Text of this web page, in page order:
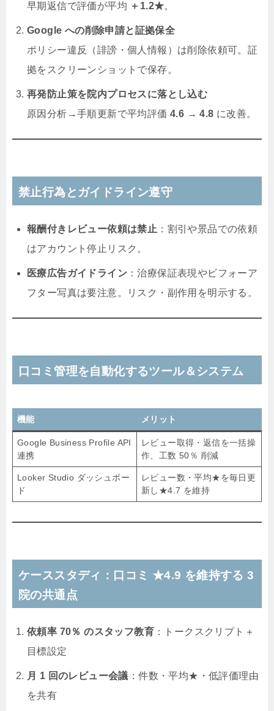
早期返信で評価が平均 ＋1.2★。
Google への削除申請と証拠保全
ポリシー違反（誹謗・個人情報）は削除依頼可。証
拠をスクリーンショットで保存。
再発防止策を院内プロセスに落とし込む
原因分析→手順更新で平均評価 4.6 → 4.8 に改善。
禁止行為とガイドライン遵守
報酬付きレビュー依頼は禁止 ：割引や景品での依頼
はアカウント停止リスク。
医療広告ガイドライン ：治療保証表現やビフォーア
フター写真は要注意。リスク・副作用を明示する。
口コミ管理を自動化するツール＆システム
機能 メリット
Google Business Profile API
連携
レビュー取得・返信を一括操
作、工数 50％ 削減
Looker Studio ダッシュボー
ド
レビュー数・平均★を毎日更
新し★4.7 を維持
ケーススタディ：口コミ ★4.9 を維持する 3
院の共通点
依頼率 70％ のスタッフ教育 ：トークスクリプト＋
目標設定
月 1 回のレビュー会議 ：件数・平均★・低評価理由
を共有